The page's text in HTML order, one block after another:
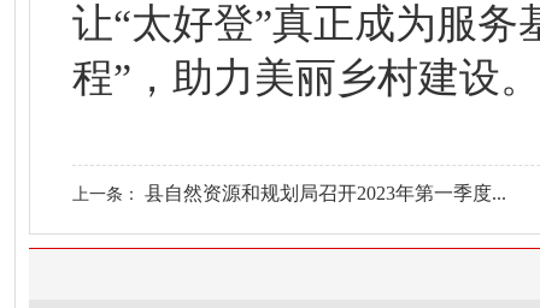
让“太好登”真正成为服
程”，助力美丽乡村建设
上一条： 县自然资源和规划局召开2023年第一季度...